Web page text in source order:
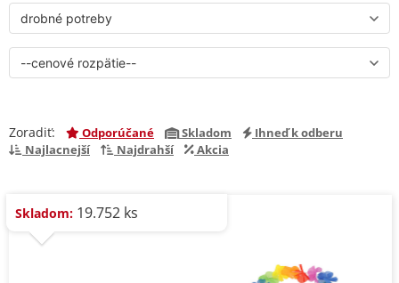
Zoradiť: Odporúčané Skladom
Ihneď k odberu
Najlacnejší
Najdrahší Akcia
Skladom: 19.752 ks